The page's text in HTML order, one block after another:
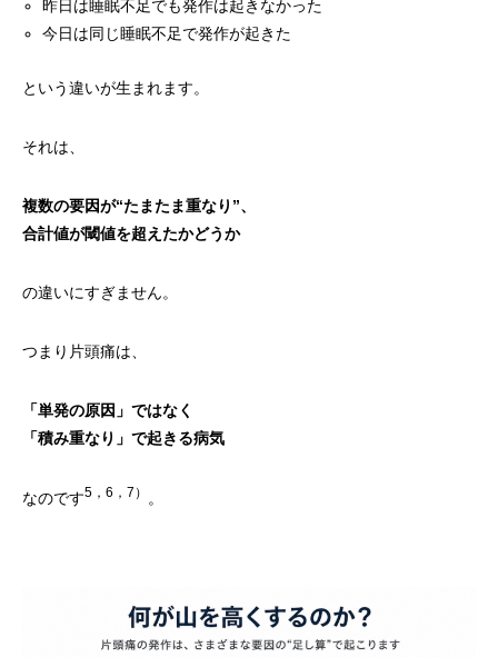
昨日は睡眠不足でも発作は起きなかった
今日は同じ睡眠不足で発作が起きた
という違いが生まれます。
それは、
複数の要因が“たまたま重なり”、
合計値が閾値を超えたかどうか
の違いにすぎません。
つまり片頭痛は、
「単発の原因」ではなく
「積み重なり」で起きる病気
なのです5，6，7） 。